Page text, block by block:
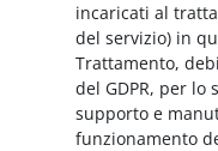
incaricati al
del servizio) in
Trattamento,
del GDPR, per lo
supporto e
funzionamento